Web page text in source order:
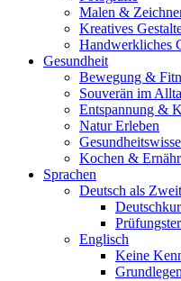
Malen &
Kreatives
Handwerkliches
Gesundheit
Bewegung &
Souverän im
Entspannung &
Natur Erleben
Kochen &
Sprachen
Deutsch als
Englisch
Keine